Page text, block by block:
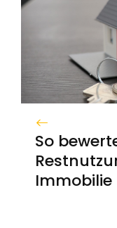
So